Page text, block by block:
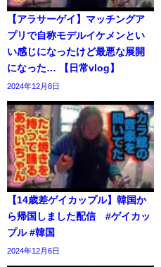
【アラサーゲイ】マッチングア
プリで自称モデルイケメンとい
い感じになったけど最悪な展開
になった… 【日常vlog】
2024年12月8日
【14歳差ゲイカップル】韓国か
ら帰国しました配信 #ゲイカッ
プル #韓国
2024年12月6日